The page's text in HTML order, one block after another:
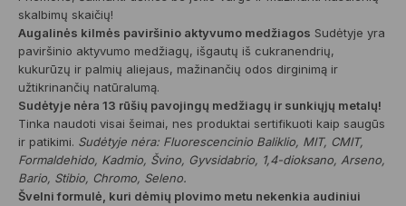
skalbimų skaičių!
Augalinės kilmės paviršinio aktyvumo medžiagos Sudėtyje yra
paviršinio aktyvumo medžiagų, išgautų iš cukranendrių,
kukurūzų ir palmių aliejaus, mažinančių odos dirginimą ir
užtikrinančių natūralumą.
Sudėtyje nėra 13 rūšių pavojingų medžiagų ir sunkiųjų metalų!
Tinka naudoti visai šeimai, nes produktai sertifikuoti kaip saugūs
ir patikimi. Sudėtyje nėra: Fluorescencinio Baliklio, MIT, CMIT,
Formaldehido, Kadmio, Švino, Gyvsidabrio, 1,4-dioksano, Arseno,
Bario, Stibio, Chromo, Seleno.
Švelni formulė, kuri dėmių plovimo metu nekenkia audiniui